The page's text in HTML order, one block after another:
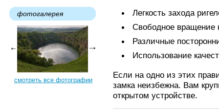
фотогалерея
смотреть все фотографии
Легкость захода
Свободное вращение
Различные
Использование
Если на одно из этих
замка неизбежна. Вам
открытом устройстве.